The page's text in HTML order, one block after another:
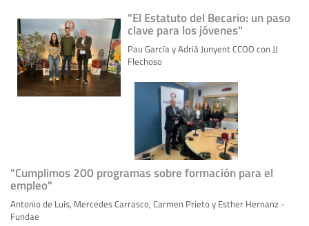
"El Estatuto del Becario: un paso
clave para los jóvenes"
Pau García y Adriá Junyent CCOO con JJ
Flechoso
"Cumplimos 200 programas sobre formación para el
empleo"
Antonio de Luis, Mercedes Carrasco, Carmen Prieto y Esther Hernanz -
Fundae